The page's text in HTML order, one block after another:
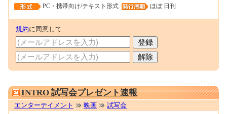
PC・携帯向け/テキスト形式
ほぼ 日刊
規約に同意して
INTRO 試写会プレゼント速報
エンターテイメント 映画 試写会